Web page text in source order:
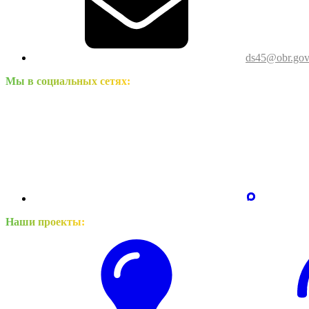
Мы в социальных сетях:
Наши проекты: